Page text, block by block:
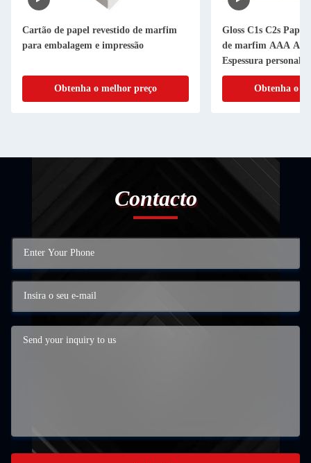
Cartão de papel revestido de marfim
para embalagem e impressão
Obtenha o melhor preço
Gloss C1s C2s
de marfim AAA
Espessura
Obtenha o
Contacto